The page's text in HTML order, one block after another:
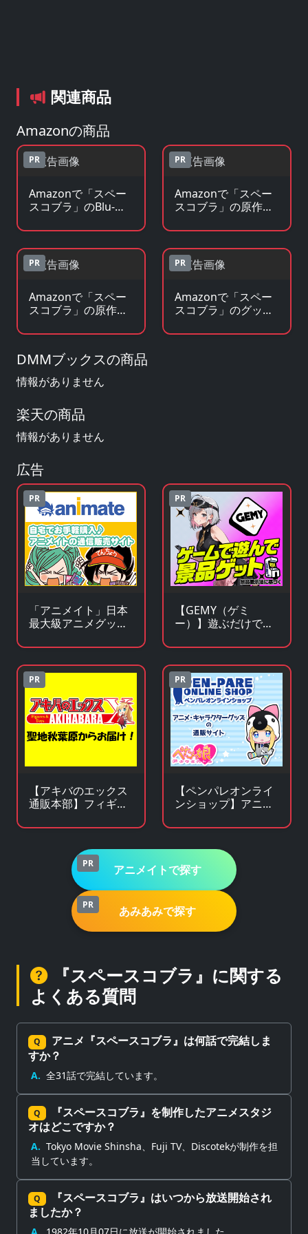
関連商品
Amazonの商品
PR
Amazonで「スペー
スコブラ」のBlu-
PR
Amazonで「スペー
スコブラ」の原作コ
PR
Amazonで「スペー
スコブラ」の原作小
PR
Amazonで「スペー
スコブラ」のグッ
る
DMMブックスの商品
情報がありません
楽天の商品
情報がありません
広告
PR
「アニメイト」日本
最大級アニメグッズ
PR
【GEMY（ゲミ
ー）】遊ぶだけで景
ゲームサービス
PR
【アキバのエックス
通販本部】フィギュ
ッズがアキバ価格で
PR
【ペンパレオンライ
ンショップ】アニ
ッズの通販サイト
PR アニメイトで探す
PR あみあみで探す
『スペースコブラ』に関する
よくある質問
Q
アニメ『スペースコブラ』は何話で完結しま
すか？
A. 全31話で完結しています。
Q
『スペースコブラ』を制作したアニメスタジ
オはどこですか？
A. Tokyo Movie Shinsha、Fuji TV、Discotekが制作を担
当しています。
Q
『スペースコブラ』はいつから放送開始され
ましたか？